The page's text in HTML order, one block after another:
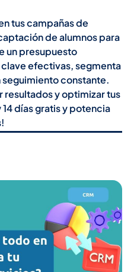
tus campañas de
de alumnos para
un presupuesto
efectivas, segmenta
constante.
resultados y optimizar tus
días gratis y potencia